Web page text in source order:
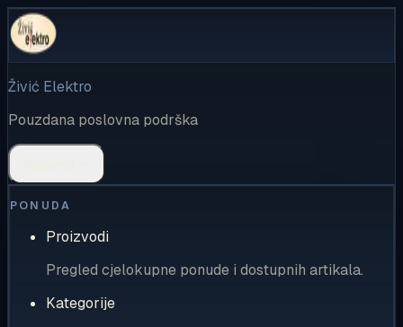
Živić Elektro
Pouzdana poslovna podrška
PONUDA
Proizvodi
Pregled cjelokupne ponude i dostupnih artikala.
Kategorije